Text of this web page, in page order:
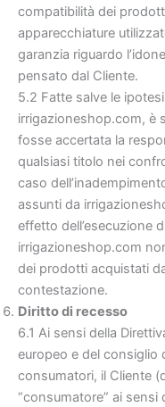
compatibilità dei
apparecchiature
garanzia riguardo
pensato dal Cliente.
5.2 Fatte salve le
irrigazioneshop.com, è
fosse accertata la
qualsiasi titolo nei
caso
assunti da
effetto dell’esecuzione
irrigazioneshop.com
dei prodotti acquistati
contestazione.
Diritto di recesso
6.1 Ai sensi della
europeo e del consiglio
consumatori, il Cliente
“consumatore” ai sensi